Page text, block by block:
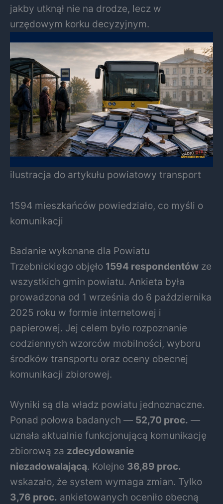
jakby utknął nie na drodze, lecz w
urzędowym korku decyzyjnym.
ilustracja do artykułu powiatowy transport
1594 mieszkańców powiedziało, co myśli o
komunikacji
Badanie wykonane dla Powiatu
Trzebnickiego objęło 1594 respondentów ze
wszystkich gmin powiatu. Ankieta była
prowadzona od 1 września do 6 października
2025 roku w formie internetowej i
papierowej. Jej celem było rozpoznanie
codziennych wzorców mobilności, wyboru
środków transportu oraz oceny obecnej
komunikacji zbiorowej.
Wyniki są dla władz powiatu jednoznaczne.
Ponad połowa badanych — 52,70 proc. —
uznała aktualnie funkcjonującą komunikację
zbiorową za zdecydowanie
niezadowalającą. Kolejne 36,89 proc.
wskazało, że system wymaga zmian. Tylko
3,76 proc. ankietowanych oceniło obecną